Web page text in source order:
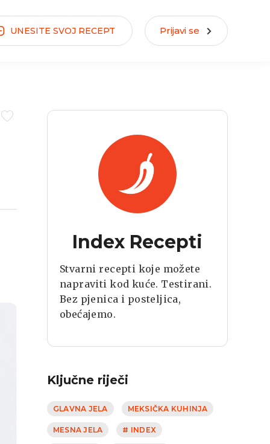
UNESITE SVOJ RECEPT Prijavi se
Index Recepti
Stvarni recepti koje možete
napraviti kod kuće. Testirani.
Bez pjenica i posteljica,
obećajemo.
Ključne riječi
GLAVNA JELA MEKSIČKA KUHINJA
MESNA JELA # INDEX